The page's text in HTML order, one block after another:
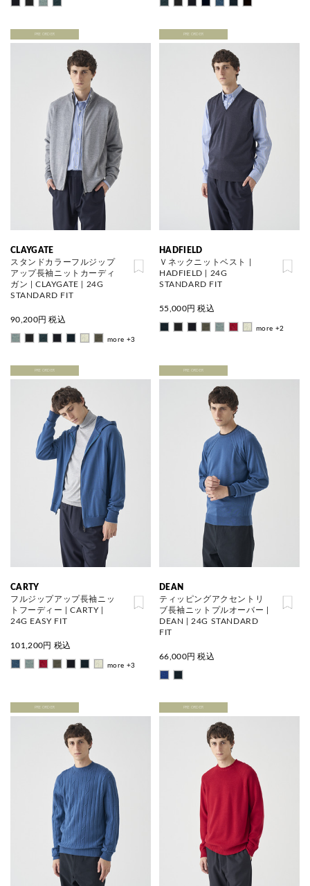
PRE ORDER
CLAYGATE
スタンドカラーフルジップ
アップ長袖ニットカーディ
ガン | CLAYGATE | 24G
STANDARD FIT
90,200円 税込
more +3
PRE ORDER
HADFIELD
Ｖネックニットベスト |
HADFIELD | 24G
STANDARD FIT
55,000円 税込
more +2
PRE ORDER
CARTY
フルジップアップ長袖ニッ
トフーディー | CARTY |
24G EASY FIT
101,200円 税込
more +3
PRE ORDER
DEAN
ティッピングアクセントリ
ブ長袖ニットプルオーバー |
DEAN | 24G STANDARD
FIT
66,000円 税込
PRE ORDER PRE ORDER